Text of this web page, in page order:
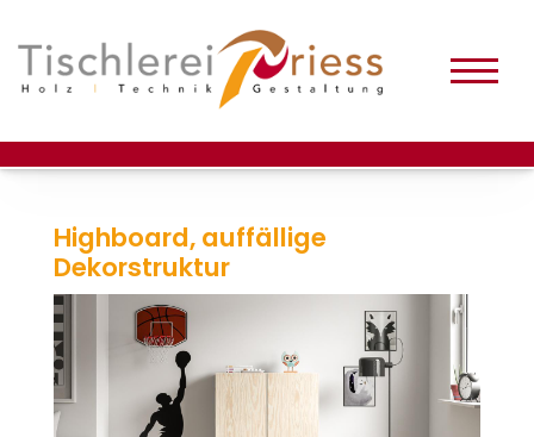
Highboard, auffällige
Dekorstruktur